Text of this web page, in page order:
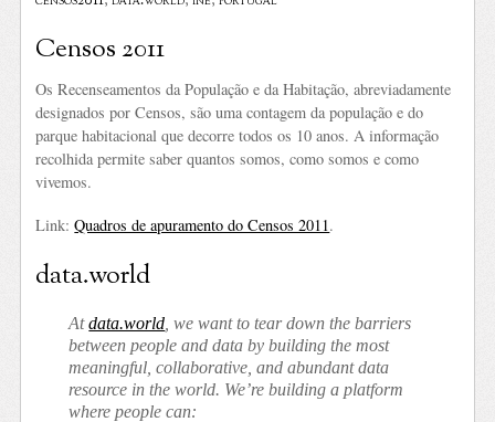
Censos 2011
Os Recenseamentos da População e da Habitação, abreviadamente
designados por Censos, são uma contagem da população e do
parque habitacional que decorre todos os 10 anos. A informação
recolhida permite saber quantos somos, como somos e como
vivemos.
Link:Quadros de apuramento do Censos 2011.
data.world
Atdata.world , we want to tear down the barriers
between people and data by building the most
meaningful, collaborative, and abundant data
resource in the world. We’re building a platform
where people can: